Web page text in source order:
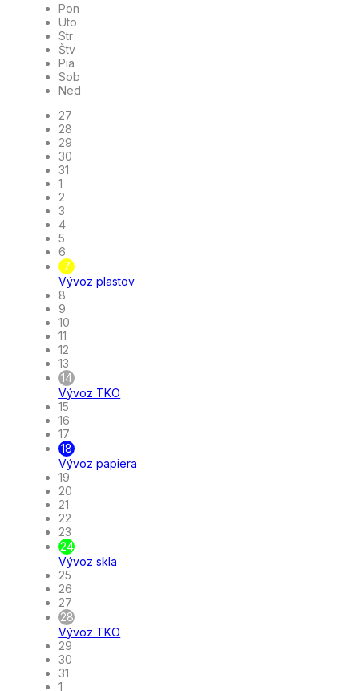
Pon
Uto
Str
Štv
Pia
Sob
Ned
27
28
29
30
31
1
2
3
4
5
6
7
Vývoz plastov
8
9
10
11
12
13
14
Vývoz TKO
15
16
17
18
Vývoz papiera
19
20
21
22
23
24
Vývoz skla
25
26
27
28
Vývoz TKO
29
30
31
1